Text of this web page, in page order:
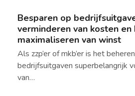
Besparen op
verminderen van kosten en
maximaliseren van winst
Als zzp’er of mkb’er is het
bedrijfsuitgaven superbelangrijk
van…